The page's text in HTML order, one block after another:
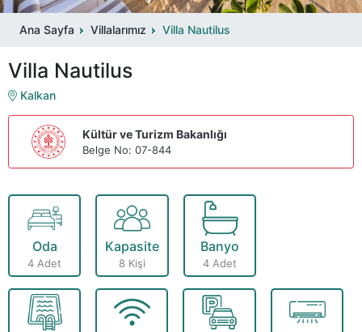
Ana Sayfa Villalarımız Villa Nautilus
Villa Nautilus
Kalkan
Kültür ve Turizm Bakanlığı
Belge No: 07-844
Oda
4 Adet
Kapasite
8 Kişi
Banyo
4 Adet